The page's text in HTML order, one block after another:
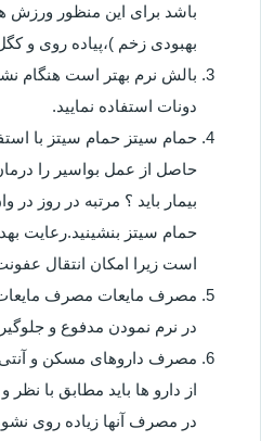
باشد برای این منظور ورزش
بهبودی زخم )،پیاده روی و
بالش نرم بهتر است هنگام
دونات استفاده نمایید.
حمام سیتز حمام سیتز با
حاصل از عمل بواسیر را
بیمار باید ؟ مرتبه در روز
حمام سیتز بنشینید.رعایت
است زیرا امکان انتقال
مصرف مایعات مصرف
در نرم نمودن مدفوع و
مصرف داروهای مسکن و
از دارو ها باید مطابق با
در مصرف آنها زیاده روی